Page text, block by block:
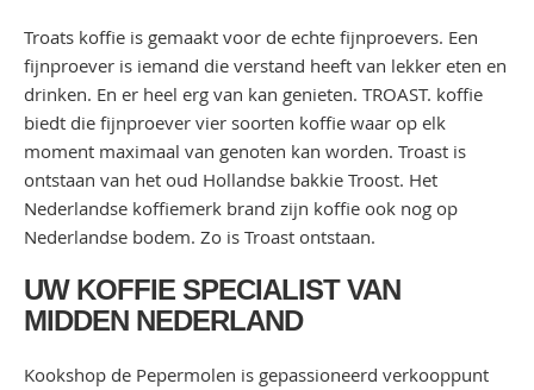
Troats koffie is gemaakt voor de echte fijnproevers. Een
fijnproever is iemand die verstand heeft van lekker eten en
drinken. En er heel erg van kan genieten. TROAST. koffie
biedt die fijnproever vier soorten koffie waar op elk
moment maximaal van genoten kan worden. Troast is
ontstaan van het oud Hollandse bakkie Troost. Het
Nederlandse koffiemerk brand zijn koffie ook nog op
Nederlandse bodem. Zo is Troast ontstaan.
UW KOFFIE SPECIALIST VAN
MIDDEN NEDERLAND
Kookshop de Pepermolen is gepassioneerd verkooppunt